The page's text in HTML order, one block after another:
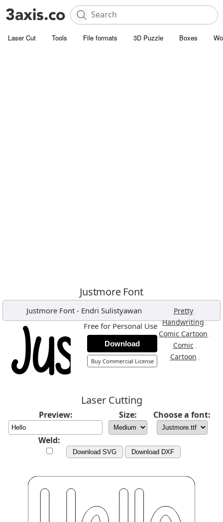
Laser Cut Tools File formats 3D Puzzle Boxes
Justmore Font
Justmore Font- Endri Sulistyawan Pretty ,
Handwriting,
Comic Cartoon ,
Comic ,
Cartoon ,
Free for Personal Use
Download
Buy Commercial License
Laser Cutting
Preview: Size: Choose a font:
Weld:
Download SVG Download DXF